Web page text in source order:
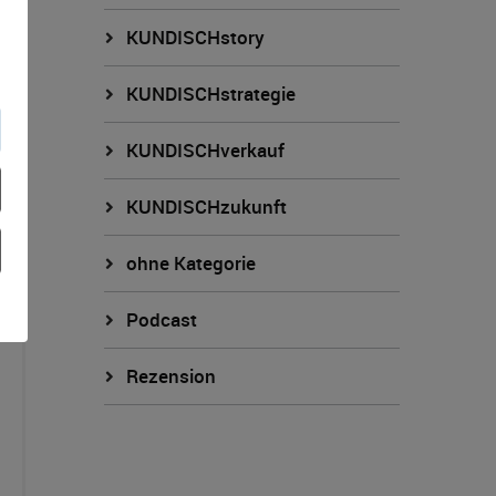
KUNDISCHstory
KUNDISCHstrategie
KUNDISCHverkauf
KUNDISCHzukunft
ohne Kategorie
Podcast
Rezension